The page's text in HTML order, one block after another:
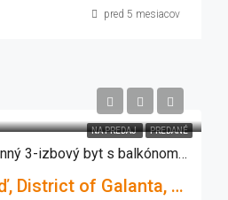
pred 5 mesiacov
NA PREDAJ PREDANÉ
PREDANÉ!!! Priestranný 3-izbový byt s balkónom, šatníkom a krásnym výhľadom – Sereď, Mlynárska
Mlynárska, Sereď, District of Galanta, Region of Trnava, Western Slovakia, 926 01, Slovakia